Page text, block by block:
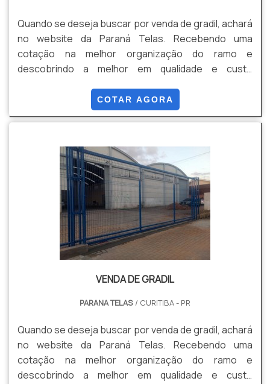
Quando se deseja buscar por venda de gradil, achará
no website da Paraná Telas. Recebendo uma
cotação na melhor organização do ramo e
descobrindo a melhor em qualidade e custo
os profissionais especializados da Paraná Telas o
cliente conseguirá proteção com soluções para
necessário para a fixação deste tipo de cercamento.
MAIS INFORM...
COTAR AGORA
VENDA DE GRADIL
PARANA TELAS / CURITIBA - PR
Quando se deseja buscar por venda de gradil, achará
no website da Paraná Telas. Recebendo uma
cotação na melhor organização do ramo e
descobrindo a melhor em qualidade e custo